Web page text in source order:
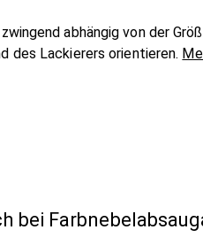
abhängig von der
des Lackierers orientieren.
bei